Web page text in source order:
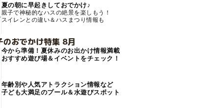
夏の朝に早起きしておでかけ♪
親子で神秘的なハスの絶景を楽しもう！
スイレンとの違い＆ハスまつり情報も
のおでかけ特集 8月
今から準備！夏休みのお出かけ情報満載
おすすめ遊び場＆イベントをチェック！
年齢別や人気アトラクション情報など
子ども大満足のプール＆水遊びスポット